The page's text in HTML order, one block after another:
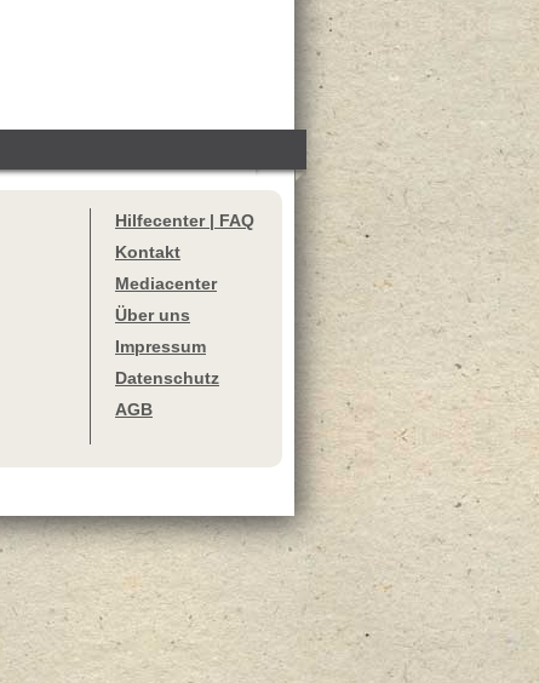
Hilfecenter | FAQ
Kontakt
Mediacenter
Über uns
Impressum
Datenschutz
AGB